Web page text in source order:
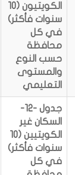
الكويتيون (10
سنوات فأكثر)
في كل
محافظة
حسب النوع
والمستوى
التعليمي
جدول -12-
السكان غير
الكويتيين (10
سنوات فأكثر)
في كل